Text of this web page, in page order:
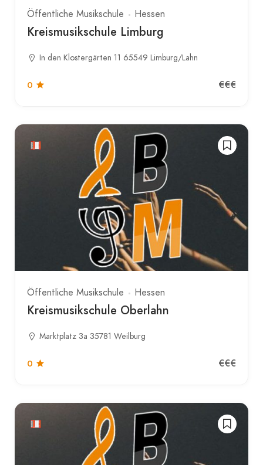
Öffentliche Musikschule Hessen
Kreismusikschule Limburg
In den Klostergärten 11 65549 Limburg/Lahn
0 €€€
Öffentliche Musikschule Hessen
Kreismusikschule Oberlahn
Marktplatz 3a 35781 Weilburg
0 €€€